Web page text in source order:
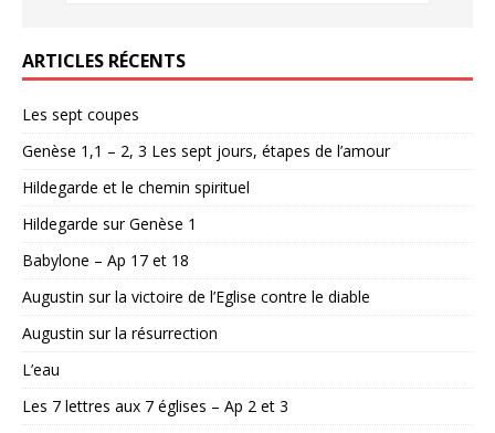
ARTICLES RÉCENTS
Les sept coupes
Genèse 1,1 – 2, 3 Les sept jours, étapes de l’amour
Hildegarde et le chemin spirituel
Hildegarde sur Genèse 1
Babylone – Ap 17 et 18
Augustin sur la victoire de l’Eglise contre le diable
Augustin sur la résurrection
L’eau
Les 7 lettres aux 7 églises – Ap 2 et 3